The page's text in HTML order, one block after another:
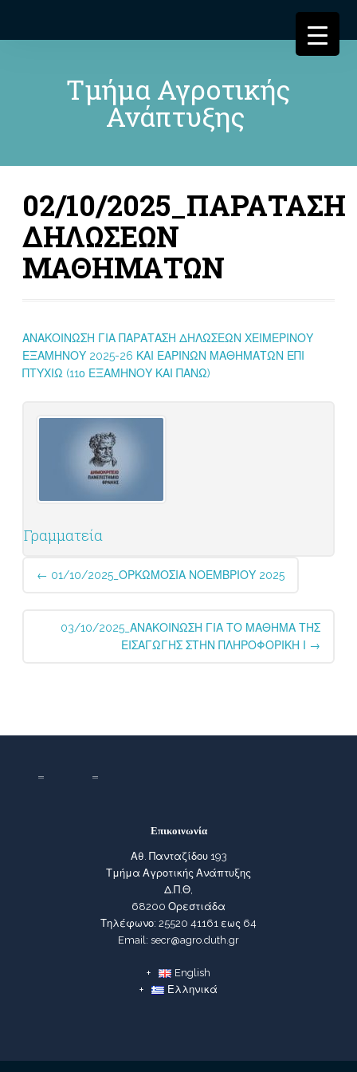
Τμήμα Αγροτικής
Ανάπτυξης
02/10/2025_ΠΑΡΑΤΑΣΗ
ΔΗΛΩΣΕΩΝ
ΜΑΘΗΜΑΤΩΝ
ΑΝΑΚΟΙΝΩΣΗ ΓΙΑ ΠΑΡΑΤΑΣΗ ΔΗΛΩΣΕΩΝ ΧΕΙΜΕΡΙΝΟΥ
ΕΞΑΜΗΝΟΥ 2025-26 ΚΑΙ ΕΑΡΙΝΩΝ ΜΑΘΗΜΑΤΩΝ ΕΠΙ
ΠΤΥΧΙΩ (11ο ΕΞΑΜΗΝΟΥ ΚΑΙ ΠΑΝΩ)
Γραμματεία
Post
navigation
← 01/10/2025_ΟΡΚΩΜΟΣΙΑ ΝΟΕΜΒΡΙΟΥ 2025
03/10/2025_ΑΝΑΚΟΙΝΩΣΗ ΓΙΑ ΤΟ ΜΑΘΗΜΑ ΤΗΣ
ΕΙΣΑΓΩΓΗΣ ΣΤΗΝ ΠΛΗΡΟΦΟΡΙΚΗ Ι
→
Επικοινωνία
Αθ. Πανταζίδου 193
Τμήμα Αγροτικής Ανάπτυξης
Δ.Π.Θ,
68200 Ορεστιάδα
Τηλέφωνο: 25520 41161 εως 64
Email: secr@agro.duth.gr
English
Ελληνικά